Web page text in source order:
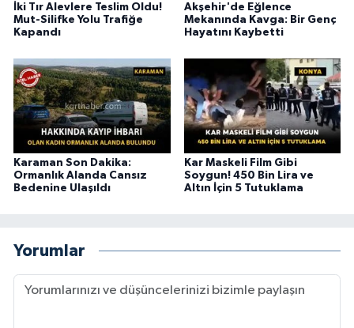
İki Tır Alevlere Teslim Oldu!
Mut-Silifke Yolu Trafiğe
Kapandı
Akşehir'de Eğlence
Mekanında Kavga: Bir Genç
Hayatını Kaybetti
Karaman Son Dakika:
Ormanlık Alanda Cansız
Bedenine Ulaşıldı
Kar Maskeli Film Gibi
Soygun! 450 Bin Lira ve
Altın İçin 5 Tutuklama
Yorumlar